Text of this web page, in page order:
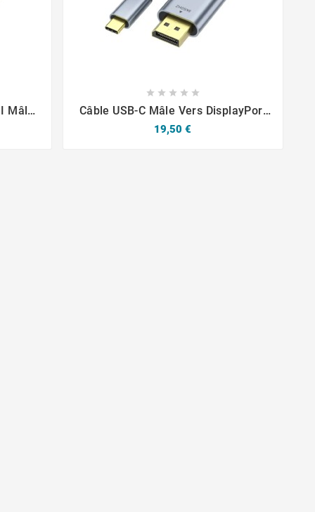
Mâle
 
    
Câble USB-C Mâle Vers DisplayPort
Mâle 4K/8K (144Hz/60Hz) 1m
Prix
19,50 €